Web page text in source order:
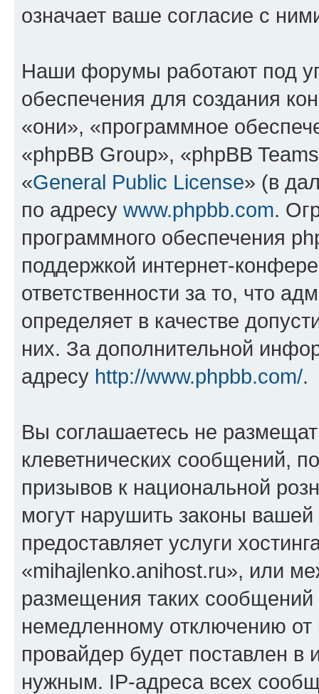
означает ваше согласие с
Наши форумы работают под
обеспечения для создания
«они», «программное
«phpBB Group», «phpBB
«General Public License» (в
по адресу www.phpbb.com.
программного обеспечения
поддержкой интернет-
ответственности за то, что
определяет в качестве
них. За дополнительной
адресу http://www.phpbb.com/.
Вы соглашаетесь не
клеветнических сообщений,
призывов к национальной
могут нарушить законы
предоставляет услуги
«mihajlenko.anihost.ru», или
размещения таких
немедленному отключению
провайдер будет поставлен в
нужным. IP-адреса всех